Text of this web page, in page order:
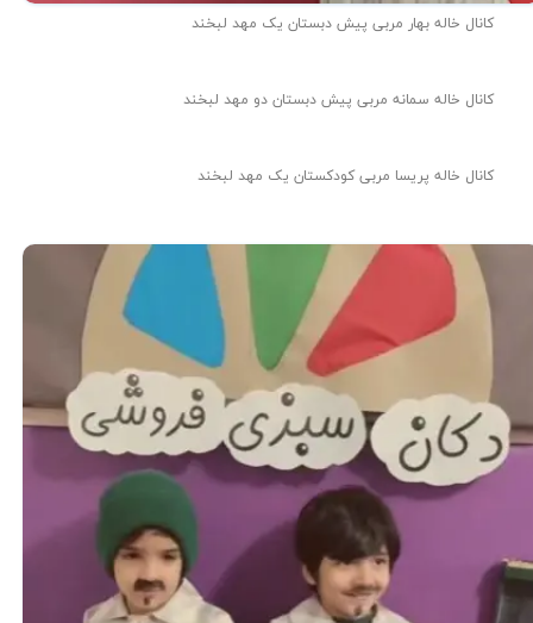
کانال خاله بهار مربی پیش دبستان یک مهد لبخند
کانال خاله سمانه مربی پیش دبستان دو مهد لبخند
کانال خاله پریسا مربی کودکستان یک مهد لبخند